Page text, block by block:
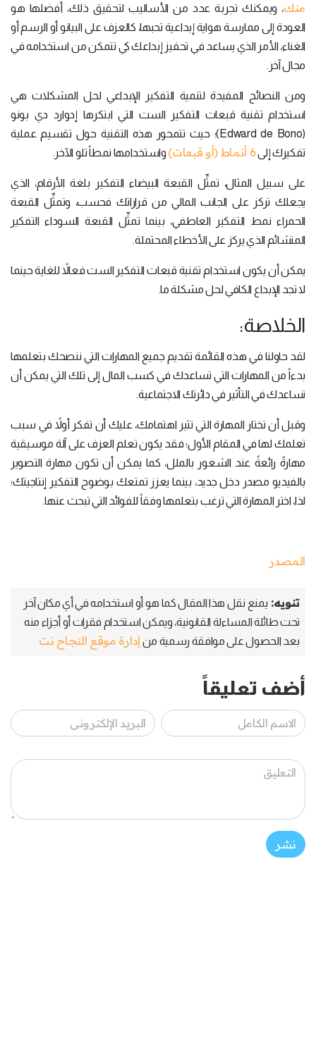
منك، ويمكنك تجربة عدد من الأساليب لتحقيق ذلك، أفضلها هو
العودة إلى ممارسة هواية إبداعية تحبها، كالعزف على البيانو أو الرسم أو
الغناء، الأمر الذي يساعد في تحفيز إبداعك كي تتمكن من استخدامه في
مجال آخر.
ومن النصائح المفيدة لتنمية التفكير الإبداعي لحل المشكلات هي
استخدام تقنية قبعات التفكير الست التي ابتكرها إدوارد دي بونو
(Edward de Bono)؛ حيث تتمحور هذه التقنية حول تقسيم عملية
تفكيرك إلى6 أنماط (أو قبعات) واستخدامها نمطاً تلو الآخر.
على سبيل المثال، تمثِّل القبعة البيضاء التفكير بلغة الأرقام، الذي
يجعلك تركز على الجانب المالي من قراراتك فحسب، وتمثِّل القبعة
الحمراء نمط التفكير العاطفي، بينما تمثِّل القبعة السوداء التفكير
المتشائم الذي يركز على الأخطاء المحتملة.
يمكن أن يكون استخدام تقنية قبعات التفكير الست فعالاً للغاية حينما
لا تجد الإبداع الكافي لحل مشكلة ما.
الخلاصة:
لقد حاولنا في هذه القائمة تقديم جميع المهارات التي ننصحك بتعلمها
بدءاً من المهارات التي تساعدك في كسب المال إلى تلك التي يمكن أن
تساعدك في التأثير في دائرتك الاجتماعية.
وقبل أن تختار المهارة التي تثير اهتمامك، عليك أن تفكر أولاً في سبب
تعلمك لها في المقام الأول؛ فقد يكون تعلم العزف على آلة موسيقية
مهارةً رائعةً عند الشعور بالملل، كما يمكن أن تكون مهارة التصوير
بالفيديو مصدر دخل جديد، بينما يعزز تمتعك بوضوح التفكير إنتاجيتك؛
لذا، اختر المهارة التي ترغب بتعلمها وفقاً للفوائد التي تبحث عنها.
المصدر
تنويه: يمنع نقل هذا المقال كما هو أو استخدامه في أي مكان آخر
تحت طائلة المساءلة القانونية، ويمكن استخدام فقرات أو أجزاء منه
بعد الحصول على موافقة رسمية من إدارة موقع النجاح نت
أضف تعليقاً
نشر